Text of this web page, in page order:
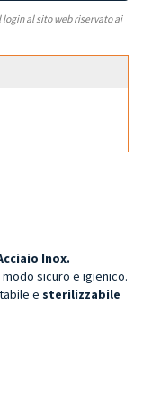
al sito web riservato ai
Inox.
sicuro e igienico.
e sterilizzabile